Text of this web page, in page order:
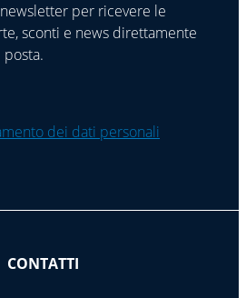
per ricevere le
sconti e news direttamente
posta.
dei dati personali
CONTATTI